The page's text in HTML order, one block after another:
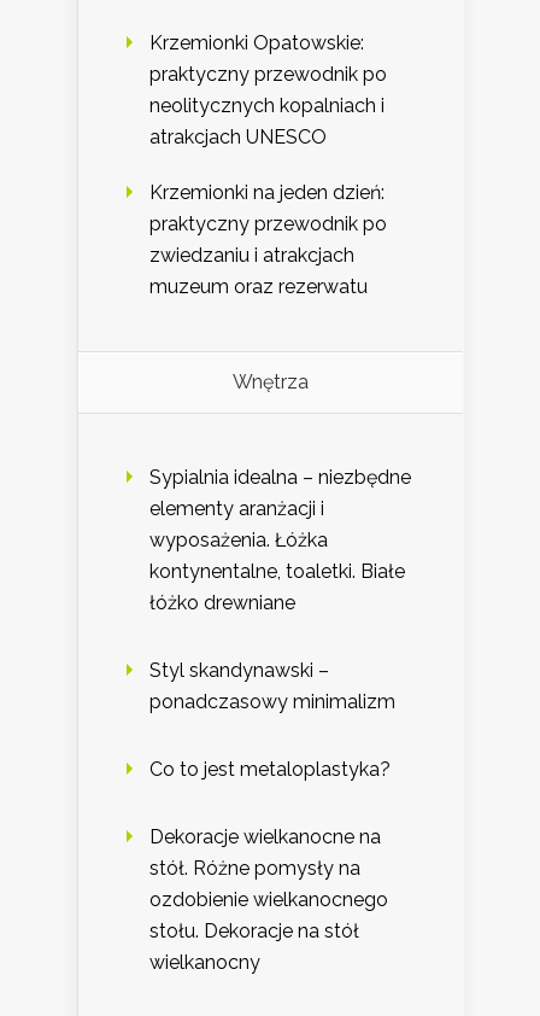
Krzemionki Opatowskie:
praktyczny przewodnik po
neolitycznych kopalniach i
atrakcjach UNESCO
Krzemionki na jeden dzień:
praktyczny przewodnik po
zwiedzaniu i atrakcjach
muzeum oraz rezerwatu
Wnętrza
Sypialnia idealna – niezbędne
elementy aranżacji i
wyposażenia. Łóżka
kontynentalne, toaletki. Białe
łóżko drewniane
Styl skandynawski –
ponadczasowy minimalizm
Co to jest metaloplastyka?
Dekoracje wielkanocne na
stół. Różne pomysły na
ozdobienie wielkanocnego
stołu. Dekoracje na stół
wielkanocny